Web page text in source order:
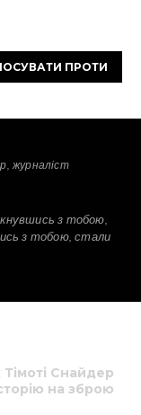
ПРОТИ
журналіст
з тобою,
з тобою, стали
Тімоті Снайдер
на зброю